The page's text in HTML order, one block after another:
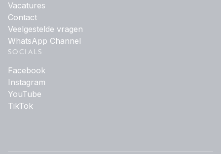
Vacatures
Contact
Veelgestelde vragen
WhatsApp Channel
SOCIALS
Facebook
Instagram
YouTube
TikTok